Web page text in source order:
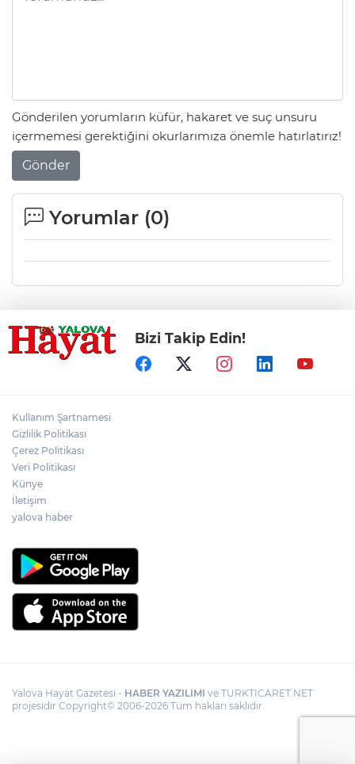
Gönderilen yorumların küfür, hakaret ve suç unsuru
içermemesi gerektiğini okurlarımıza önemle hatırlatırız!
Gönder
Yorumlar (0)
Bizi Takip Edin!
Kullanım Şartnamesi
Gizlilik Politikası
Çerez Politikası
Veri Politikası
Künye
İletişim
yalova haber
Yalova Hayat Gazetesi - HABER YAZILIMI ve TURKTICARET.NET
projesidir Copyright© 2006-2026 Tüm hakları saklıdır.